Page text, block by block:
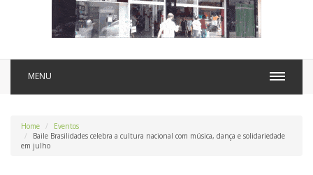
MENU
Home
Eventos
Baile Brasilidades celebra a cultura nacional com música, dança e solidariedade
em julho